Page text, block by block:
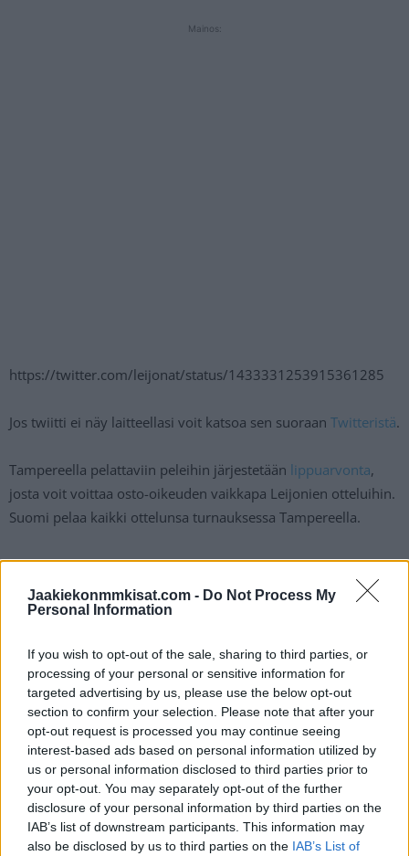
Jaakiekonmmkisat.com - Do Not Process My
Personal Information
If you wish to opt-out of the sale, sharing to third parties, or
processing of your personal or sensitive information for
targeted advertising by us, please use the below opt-out
section to confirm your selection. Please note that after your
opt-out request is processed you may continue seeing
interest-based ads based on personal information utilized by
us or personal information disclosed to third parties prior to
your opt-out. You may separately opt-out of the further
disclosure of your personal information by third parties on the
IAB’s list of downstream participants. This information may
also be disclosed by us to third parties on the IAB’s List of
Mainos:
https://twitter.com/leijonat/status/1433331253915361285
Jos twiitti ei näy laitteellasi voit katsoa sen suoraan Twitteristä.
Tampereella pelattaviin peleihin järjestetään lippuarvonta,
josta voit voittaa osto-oikeuden vaikkapa Leijonien otteluihin.
Suomi pelaa kaikki ottelunsa turnauksessa Tampereella.
Helsingissä pelattaviin otteluihin on sen sijaan käynnistetty
lipunmyynti.
Helsingissä. Katso ensi vuodenMM-kisojen lohkotsekä
otteluohjelma!